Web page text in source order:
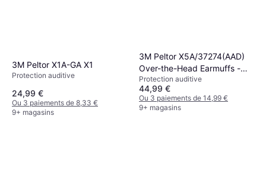
3M Peltor X1A-GA X1
Protection auditive
24,99 €
Ou 3 paiements de 8,33 €
9+ magasins
3M Peltor X5A/37274(AAD)
Over-the-Head Earmuffs -
Black
Protection auditive
44,99 €
Ou 3 paiements de 14,99 €
9+ magasins